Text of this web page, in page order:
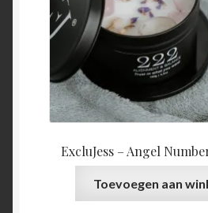
ExcluJess – Angel
Toevoegen aan